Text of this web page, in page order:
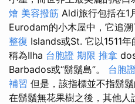
燴 美容撥筋 Aldi旅行包括在1
Eurodam的小木屋中，它追
整復 Islands或St. 它以1511年
稱為Ilha 台胞證 期限 推拿
Barbados或“鬍鬚島”。 台胞
補習 但是，該指標並不指鬍
在鬍鬚無花果樹之後，其他